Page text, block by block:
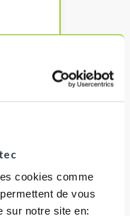
cookies comme
de vous
sur notre site en:​
吗？我
量身定